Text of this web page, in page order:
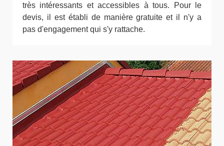
très intéressants et accessibles à tous. Pour le
devis, il est établi de manière gratuite et il n'y a
pas d'engagement qui s'y rattache.